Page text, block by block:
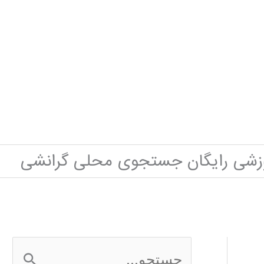
رایگان جستجوی محلی گرانشی